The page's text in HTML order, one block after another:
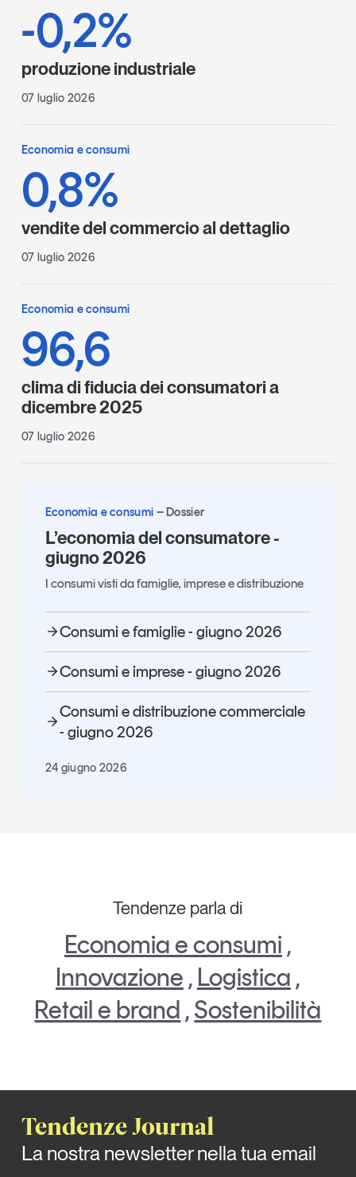
-0,2%
produzione industriale
07 luglio 2026
Economia e consumi
0,8%
vendite del commercio al dettaglio
07 luglio 2026
Economia e consumi
96,6
clima di fiducia dei consumatori a
dicembre 2025
07 luglio 2026
Economia e consumi Dossier
L’economia del consumatore -
giugno 2026
I consumi visti da famiglie, imprese e distribuzione
Consumi e famiglie - giugno 2026
Consumi e imprese - giugno 2026
Consumi e distribuzione commerciale
- giugno 2026
24 giugno 2026
Tendenze parla di
Economia e consumi ,
Innovazione , Logistica ,
Retail e brand ,Sostenibilità
Tendenze Journal
La nostra newsletter nella tua email